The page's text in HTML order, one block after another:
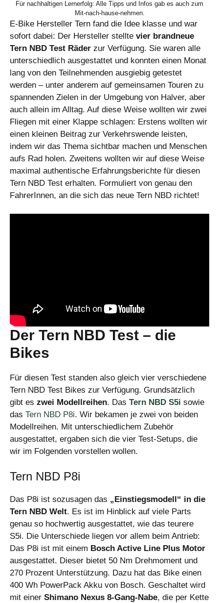
Für nachhaltigen Lernerfolg: Alle Tipps und Infos gab es auch zum
Mit-nach-hause-nehmen.
E-Bike Hersteller Tern fand die Idee klasse und war
sofort dabei: Der Hersteller stellte vier brandneue
Tern NBD Test Räder zur Verfügung. Sie waren alle
unterschiedlich ausgestattet und konnten einen Monat
lang von den Teilnehmenden ausgiebig getestet
werden – unter anderem auf gemeinsamen Touren zu
spannenden Zielen in der Umgebung von Halver, aber
auch allein im Alltag. Auf diese Weise wollten wir zwei
Fliegen mit einer Klappe schlagen: Erstens wollten wir
einen kleinen Beitrag zur Verkehrswende leisten,
indem wir das Thema sichtbar machen und Menschen
aufs Rad holen. Zweitens wollten wir auf diese Weise
maximal authentische Erfahrungsberichte für diesen
Tern NBD Test erhalten. Formuliert von genau den
FahrerInnen, an die sich das neue Tern NBD richtet!
Der Tern NBD Test – die
Bikes
Für diesen Test standen also gleich vier verschiedene
Tern NBD Test Bikes zur Verfügung. Grundsätzlich
gibt es zwei Modellreihen. Das Tern NBD S5i sowie
das Tern NBD P8i. Wir bekamen je zwei von beiden
Modellreihen. Mit unterschiedlichem Zubehör
ausgestattet, ergaben sich die vier Test-Setups, die
wir im Folgenden vorstellen wollen.
Tern NBD P8i
Das P8i ist sozusagen das „Einstiegsmodell“ in die
Tern NBD Welt. Es ist im Hinblick auf viele Parts
genau so hochwertig ausgestattet, wie das teurere
S5i. Die Unterschiede liegen vor allem beim Antrieb:
Das P8i ist mit einem Bosch Active Line Plus Motor
ausgestattet. Dieser bietet 50 Nm Drehmoment und
270 Prozent Unterstützung. Dazu hat das Bike einen
400 Wh PowerPack Akku von Bosch. Geschaltet wird
mit einer Shimano Nexus 8-Gang-Nabe, die per Kette